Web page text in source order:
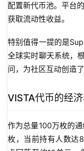
配置新代币池。平台
获取流动性收益。
特别值得一提的是
全球实时聊天系统，
问，为社区互动创造了
VISTA代币的经
作为总量100万枚的
枚，当前持有人数达